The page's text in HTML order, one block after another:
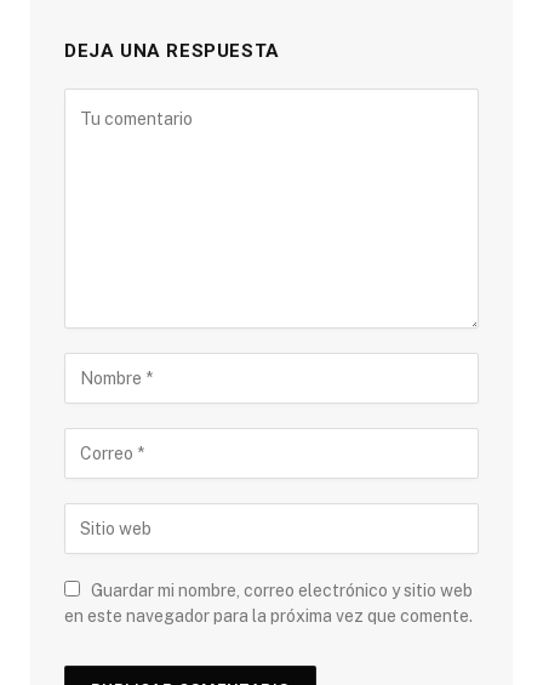
DEJA UNA RESPUESTA
Guardar mi nombre, correo electrónico y sitio web
en este navegador para la próxima vez que comente.